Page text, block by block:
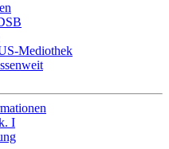
Mediothek
I